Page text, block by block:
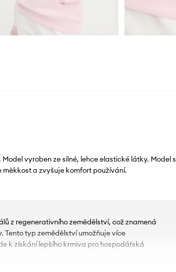
vyroben ze silné, lehce elastické látky. Model s
a zvyšuje komfort používání.
z regenerativního zemědělství, což znamená
Tento typ zemědělství umožňuje více
k získání lepšího krmiva pro hospodářská